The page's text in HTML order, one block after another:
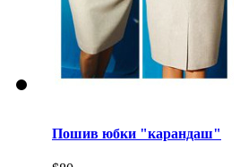
Пошив юбки "карандаш"